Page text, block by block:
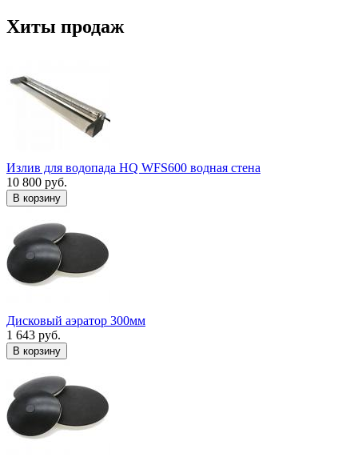
Хиты продаж
Излив для водопада HQ WFS600 водная стена
10 800 руб.
В корзину
Дисковый аэратор 300мм
1 643 руб.
В корзину